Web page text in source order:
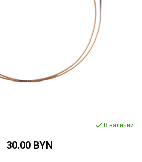
В наличии
30.00 BYN